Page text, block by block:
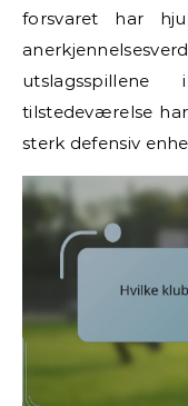
forsvaret har
tilstedeværelse
sterk defensiv